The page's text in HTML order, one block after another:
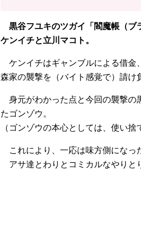
黒谷フユキのツガイ「閻魔帳（ブ
ケンイチと立川マコト。
ケンイチはギャンブルによる借金
森家の襲撃を（バイト感覚で）請け
身元がわかった点と今回の襲撃の
たゴンゾウ。
（ゴンゾウの本心としては、使い
これにより、一応は味方側になっ
アサ達とわりとコミカルなやりと